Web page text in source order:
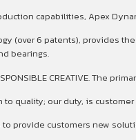
capabilities, Apex
(over 6 patents), provides
bearings.
CREATIVE. The
quality; our duty, is
provide customers new